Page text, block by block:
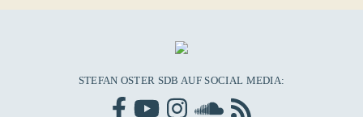
STEFAN OSTER SDB AUF SOCIAL MEDIA: